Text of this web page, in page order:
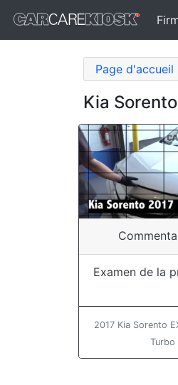
Page d'accueil
Kia
Examen de la
2017 Kia Sorento
Turbo